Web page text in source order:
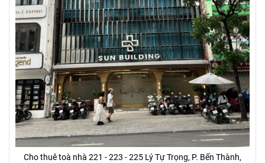
Cho thuê toà nhà 221 - 223 - 225 Lý Tự Trọng, P. Bến Thành,